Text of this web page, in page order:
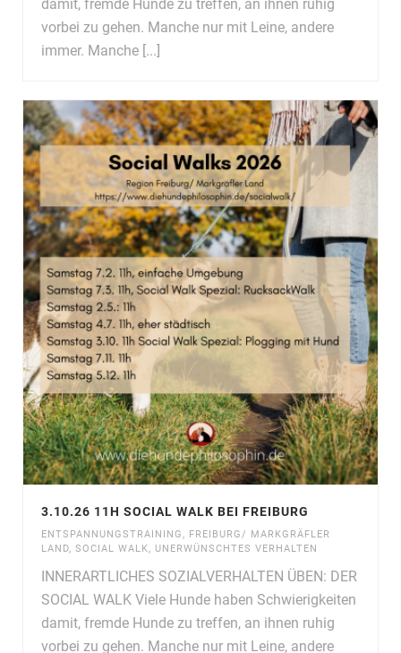
damit, fremde Hunde zu treffen, an ihnen ruhig
vorbei zu gehen. Manche nur mit Leine, andere
immer. Manche [...]
3.10.26 11H SOCIAL WALK BEI FREIBURG
ENTSPANNUNGSTRAINING, FREIBURG/ MARKGRÄFLER
LAND, SOCIAL WALK, UNERWÜNSCHTES VERHALTEN
INNERARTLICHES SOZIALVERHALTEN ÜBEN: DER
SOCIAL WALK Viele Hunde haben Schwierigkeiten
damit, fremde Hunde zu treffen, an ihnen ruhig
vorbei zu gehen. Manche nur mit Leine, andere